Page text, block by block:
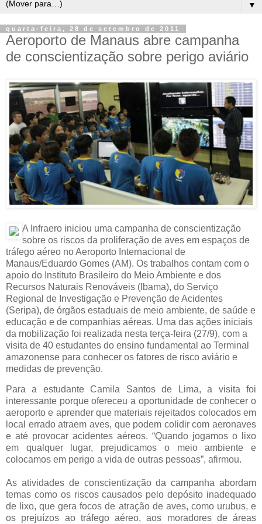
▼
quarta-feira, 28 de setembro de 2011
Aeroporto de Manaus abre campanha
de conscientização sobre perigo aviário
A Infraero iniciou uma campanha de conscientização
sobre os riscos da proliferação de aves em espaços de
tráfego aéreo no Aeroporto Internacional de
Manaus/Eduardo Gomes (AM). Os trabalhos contam com o
apoio do Instituto Brasileiro do Meio Ambiente e dos
Recursos Naturais Renováveis (Ibama), do Serviço
Regional de Investigação e Prevenção de Acidentes
(Seripa), de órgãos estaduais de meio ambiente, de saúde e
educação e de companhias aéreas. Uma das ações iniciais
da mobilização foi realizada nesta terça-feira (27/9), com a
visita de 40 estudantes do ensino fundamental ao Terminal
amazonense para conhecer os fatores de risco aviário e
medidas de prevenção.
Para a estudante Camila Santos de Lima, a visita foi
interessante porque ofereceu a oportunidade de conhecer o
aeroporto e aprender que materiais rejeitados colocados em
local errado atraem aves, que podem colidir com aeronaves
e até provocar acidentes aéreos. “Quando jogamos o lixo
em qualquer lugar, prejudicamos o meio ambiente e
colocamos em perigo a vida de outras pessoas”, afirmou.
As atividades de conscientização da campanha abordam
temas como os riscos causados pelo depósito inadequado
de lixo, que gera focos de atração de aves, como urubus, e
os prejuízos ao tráfego aéreo, aos moradores de áreas